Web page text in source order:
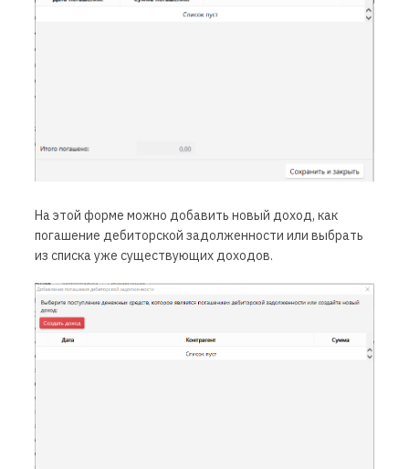
На этой форме можно добавить новый доход, как
погашение дебиторской задолженности или выбрать
из списка уже существующих доходов.